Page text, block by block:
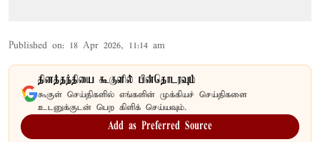
Published on: 18 Apr 2026, 11:14 am
தினத்தந்தியை கூகுளில் பின்தொடரவும்
கூகுள் செய்திகளில் எங்களின் முக்கியச் செய்திகளை
உடனுக்குடன் பெற கிளிக் செய்யவும்.
Add as Preferred Source